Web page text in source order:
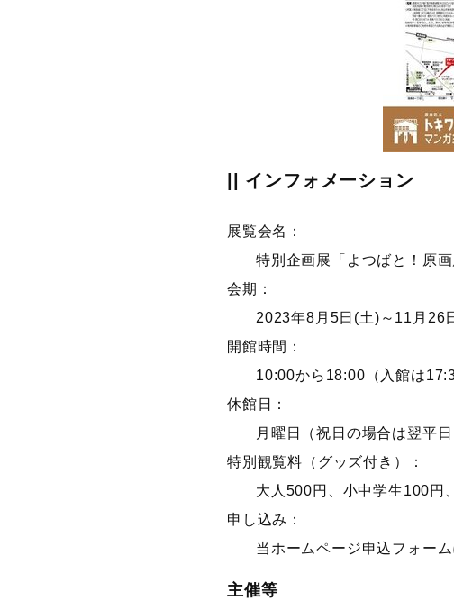
|| インフォメーション
展覧会名：
特別企画展「よつばと！原画
会期：
2023年8月5日(土)～11月26
開館時間：
10:00から18:00（入館は
休館日：
月曜日（祝日の場合は翌平日
特別観覧料（グッズ付き）：
大人500円、小中学生100円
申し込み：
当ホームページ申込フォ
主催等